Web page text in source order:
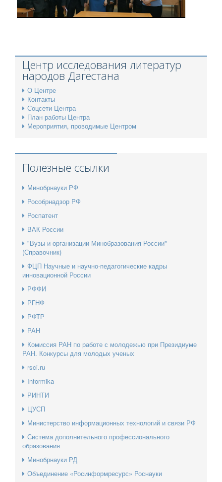
Центр исследования литератур
народов Дагестана
О Центре
Контакты
Соцсети Центра
План работы Центра
Мероприятия, проводимые Центром
Полезные ссылки
Минобрнауки РФ
Рособрнадзор РФ
Роспатент
ВАК России
"Вузы и организации Минобразования России"
(Справочник)
ФЦП Научные и научно-педагогические кадры
инновационной России
РФФИ
РГНФ
РФТР
РАН
Комиссия РАН по работе с молодежью при Президиуме
РАН. Конкурсы для молодых ученых
rsci.ru
Informika
РИНТИ
ЦУСП
Министерство информационных технологий и связи РФ
Система дополнительного профессионального
образования
Минобрнауки РД
Объединение «Росинформресурс» Роснауки